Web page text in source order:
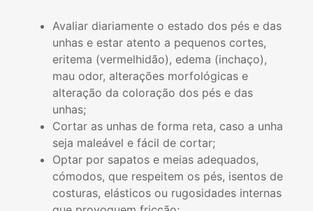
Avaliar diariamente o estado dos pés e das
unhas e estar atento a pequenos cortes,
eritema (vermelhidão), edema (inchaço),
mau odor, alterações morfológicas e
alteração da coloração dos pés e das
unhas;
Cortar as unhas de forma reta, caso a unha
seja maleável e fácil de cortar;
Optar por sapatos e meias adequados,
cómodos, que respeitem os pés, isentos de
costuras, elásticos ou rugosidades internas